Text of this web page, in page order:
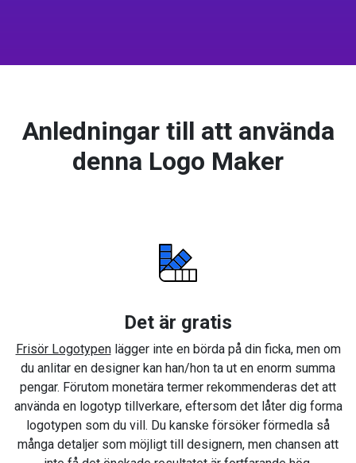
Anledningar till att använda
denna Logo Maker
Det är gratis
Frisör Logotypenlägger inte en börda på din ficka, men om
du anlitar en designer kan han/hon ta ut en enorm summa
pengar. Förutom monetära termer rekommenderas det att
använda en logotyp tillverkare, eftersom det låter dig forma
logotypen som du vill. Du kanske försöker förmedla så
många detaljer som möjligt till designern, men chansen att